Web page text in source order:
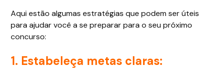
Aqui estão algumas estratégias que podem ser úteis
para ajudar você a se preparar para o seu próximo
concurso:
1. Estabeleça metas claras: